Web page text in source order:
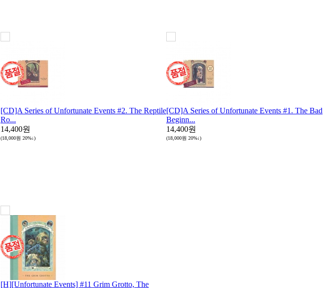
[CD]A Series of Unfortunate Events #2. The Reptile
Ro...
14,400원
(18,000원 20%↓)
[CD]A Series of Unfortunate Events #1. The Bad
Beginn...
14,400원
(18,000원 20%↓)
[H][Unfortunate Events] #11 Grim Grotto, The